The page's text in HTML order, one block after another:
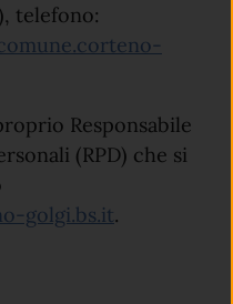
telefono:
Responsabile
(RPD) che si
golgi.bs.it.